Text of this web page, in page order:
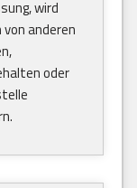
wird
anderen
oder